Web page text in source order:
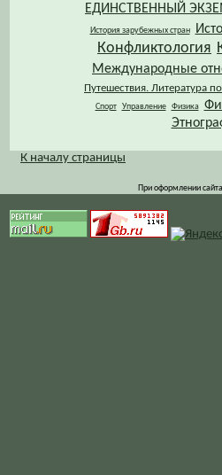
ЕДИНСТВЕННЫЙ
История зарубежных стран
Конфликтология
Международные
Путешествия. Литература
Спорт Управление Физика
К началу страницы
При оформлении